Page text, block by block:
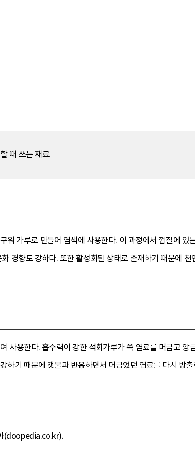
때 쓰는 재료.
가루로 만들어 염색에 사용한다. 이 과정에서 껍질에 있
경향도 강하다. 또한 활성화된 상태로 존재하기 때문에
사용한다. 흡수력이 강한 석회가루가 쪽 염료를 머금고 앙
하기 때문에 잿물과 반응하면서 머금었던 염료를 다시 방출
(doopedia.co.kr).